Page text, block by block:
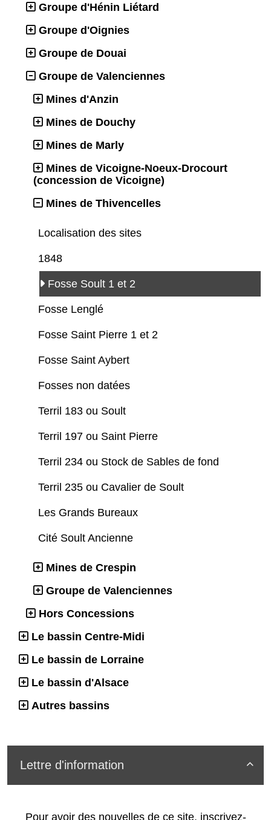
Groupe d'Hénin Liétard
Groupe d'Oignies
Groupe de Douai
Groupe de Valenciennes
Mines d'Anzin
Mines de Douchy
Mines de Marly
Mines de Vicoigne-Noeux-Drocourt
(concession de Vicoigne)
Mines de Thivencelles
Localisation des sites
1848
Fosse Soult 1 et 2
Fosse Lenglé
Fosse Saint Pierre 1 et 2
Fosse Saint Aybert
Fosses non datées
Terril 183 ou Soult
Terril 197 ou Saint Pierre
Terril 234 ou Stock de Sables de fond
Terril 235 ou Cavalier de Soult
Les Grands Bureaux
Cité Soult Ancienne
Mines de Crespin
Groupe de Valenciennes
Hors Concessions
Le bassin Centre-Midi
Le bassin de Lorraine
Le bassin d'Alsace
Autres bassins

Lettre d'information
Pour avoir des nouvelles de ce site, inscrivez-